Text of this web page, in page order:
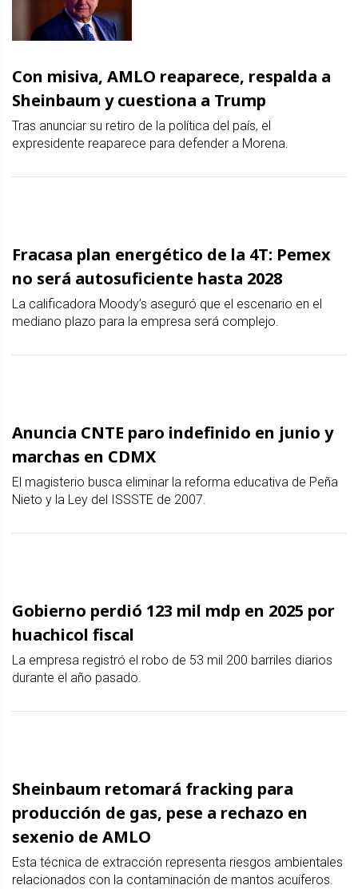
Con misiva, AMLO reaparece, respalda a
Sheinbaum y cuestiona a Trump
Tras anunciar su retiro de la política del país, el
expresidente reaparece para defender a Morena.
Fracasa plan energético de la 4T: Pemex
no será autosuficiente hasta 2028
La calificadora Moody’s aseguró que el escenario en el
mediano plazo para la empresa será complejo.
Anuncia CNTE paro indefinido en junio y
marchas en CDMX
El magisterio busca eliminar la reforma educativa de Peña
Nieto y la Ley del ISSSTE de 2007.
Gobierno perdió 123 mil mdp en 2025 por
huachicol fiscal
La empresa registró el robo de 53 mil 200 barriles diarios
durante el año pasado.
Sheinbaum retomará fracking para
producción de gas, pese a rechazo en
sexenio de AMLO
Esta técnica de extracción representa riesgos ambientales
relacionados con la contaminación de mantos acuíferos.